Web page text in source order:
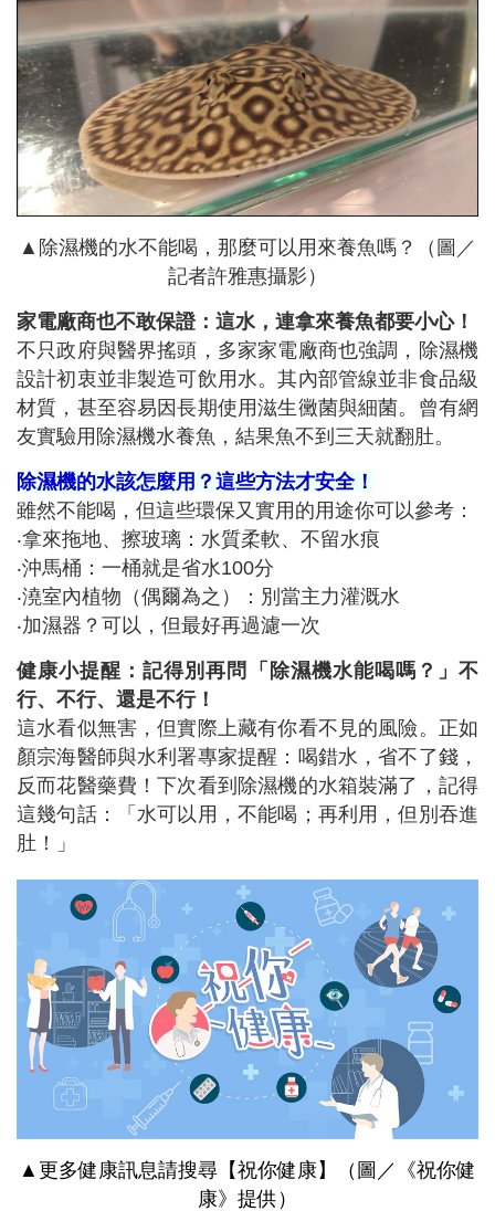
▲除濕機的水不能喝，那麼可以用來養魚嗎？（圖／
記者許雅惠攝影）
家電廠商也不敢保證：這水，連拿來養魚都要小心！
不只政府與醫界搖頭，多家家電廠商也強調，除濕機
設計初衷並非製造可飲用水。其內部管線並非食品級
材質，甚至容易因長期使用滋生黴菌與細菌。曾有網
友實驗用除濕機水養魚，結果魚不到三天就翻肚。
除濕機的水該怎麼用？這些方法才安全！
雖然不能喝，但這些環保又實用的用途你可以參考：
‧拿來拖地、擦玻璃：水質柔軟、不留水痕
‧沖馬桶：一桶就是省水100分
‧澆室內植物（偶爾為之）：別當主力灌溉水
‧加濕器？可以，但最好再過濾一次
健康小提醒：記得別再問「除濕機水能喝嗎？」不
行、不行、還是不行！
這水看似無害，但實際上藏有你看不見的風險。正如
顏宗海醫師與水利署專家提醒：喝錯水，省不了錢，
反而花醫藥費！下次看到除濕機的水箱裝滿了，記得
這幾句話：「水可以用，不能喝；再利用，但別吞進
肚！」
▲更多健康訊息請搜尋【祝你健康】（圖／《祝你健
康》提供）